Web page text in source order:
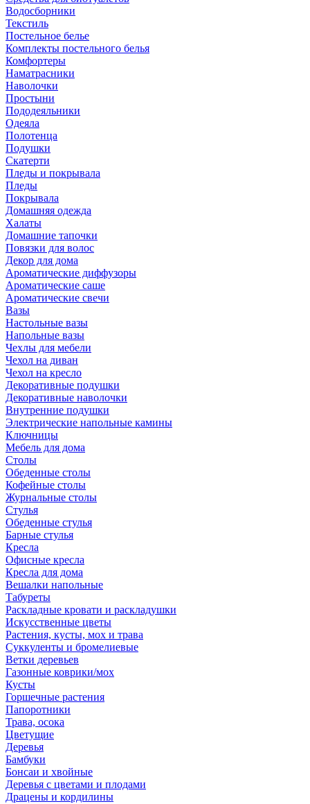
Водосборники
Текстиль
Постельное белье
Комплекты постельного белья
Комфортеры
Наматрасники
Наволочки
Простыни
Пододеяльники
Одеяла
Полотенца
Подушки
Скатерти
Пледы и покрывала
Пледы
Покрывала
Домашняя одежда
Халаты
Домашние тапочки
Повязки для волос
Декор для дома
Ароматические диффузоры
Ароматические саше
Ароматические свечи
Вазы
Настольные вазы
Напольные вазы
Чехлы для мебели
Чехол на диван
Чехол на кресло
Декоративные подушки
Декоративные наволочки
Внутренние подушки
Электрические напольные камины
Ключницы
Мебель для дома
Столы
Обеденные столы
Кофейные столы
Журнальные столы
Стулья
Обеденные стулья
Барные стулья
Кресла
Офисные кресла
Кресла для дома
Вешалки напольные
Табуреты
Раскладные кровати и раскладушки
Искусственные цветы
Растения, кусты, мох и трава
Суккуленты и бромелиевые
Ветки деревьев
Газонные коврики/мох
Кусты
Горшечные растения
Папоротники
Трава, осока
Цветущие
Деревья
Бамбуки
Бонсаи и хвойные
Деревья с цветами и плодами
Драцены и кордилины